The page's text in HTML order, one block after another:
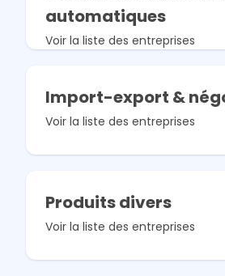
automatiques
Voir la liste des entreprises
Import-export &
Voir la liste des entreprises
Produits divers
Voir la liste des entreprises